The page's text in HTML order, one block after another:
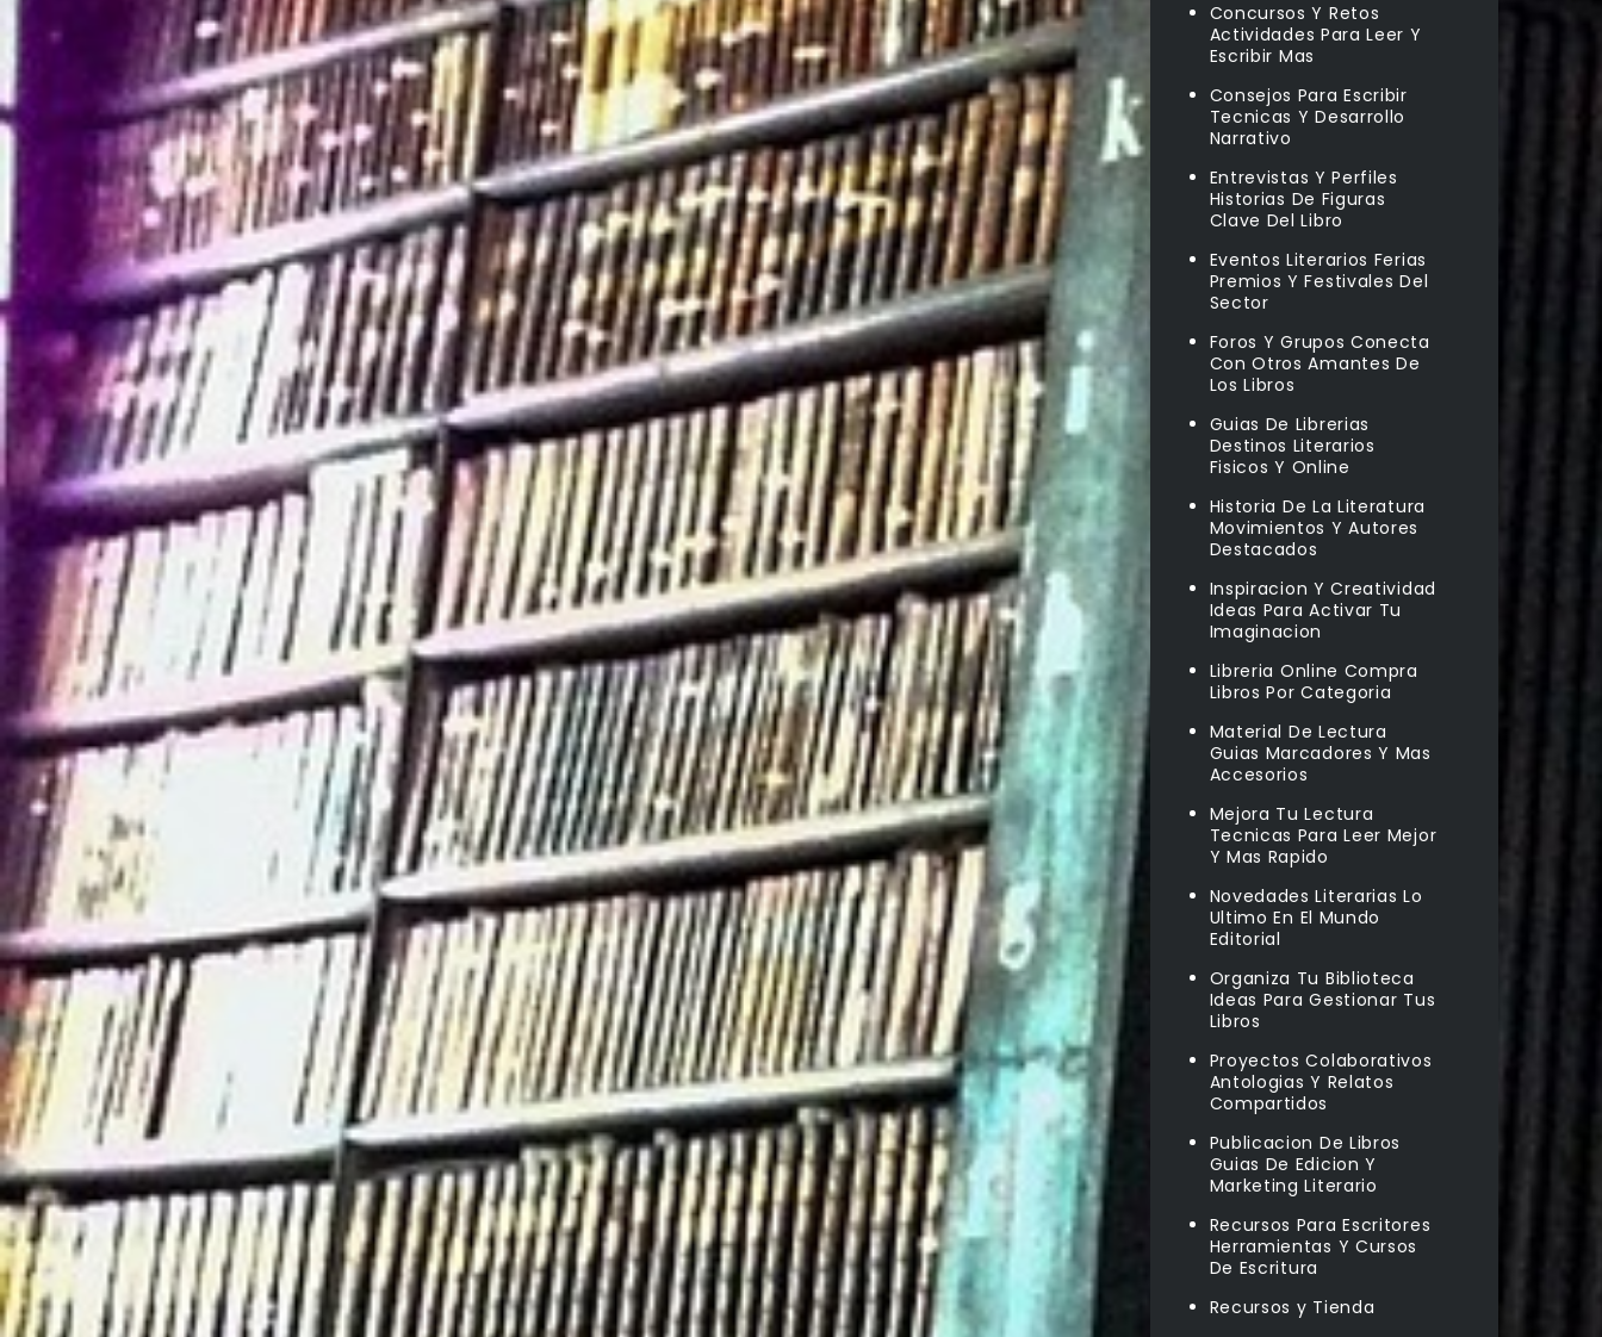
Concursos Y Retos
Actividades Para Leer Y
Escribir Mas
Consejos Para Escribir
Tecnicas Y Desarrollo
Narrativo
Entrevistas Y Perfiles
Historias De Figuras
Clave Del Libro
Eventos Literarios Ferias
Premios Y Festivales Del
Sector
Foros Y Grupos Conecta
Con Otros Amantes De
Los Libros
Guias De Librerias
Destinos Literarios
Fisicos Y Online
Historia De La Literatura
Movimientos Y Autores
Destacados
Inspiracion Y Creatividad
Ideas Para Activar Tu
Imaginacion
Libreria Online Compra
Libros Por Categoria
Material De Lectura
Guias Marcadores Y Mas
Accesorios
Mejora Tu Lectura
Tecnicas Para Leer Mejor
Y Mas Rapido
Novedades Literarias Lo
Ultimo En El Mundo
Editorial
Organiza Tu Biblioteca
Ideas Para Gestionar Tus
Libros
Proyectos Colaborativos
Antologias Y Relatos
Compartidos
Publicacion De Libros
Guias De Edicion Y
Marketing Literario
Recursos Para Escritores
Herramientas Y Cursos
De Escritura
Recursos y Tienda